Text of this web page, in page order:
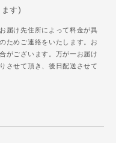
す)
届け先住所によって料金が異
ためご連絡をいたします。お
がございます。万が一お届け
させて頂き、後日配送させて